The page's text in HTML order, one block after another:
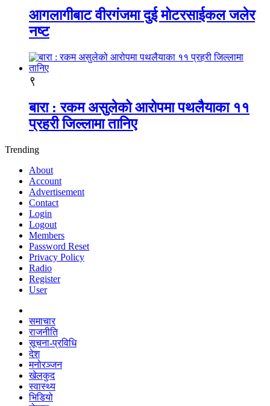
आगलागीबाट वीरगंजमा दुई मोटरसाईकल जलेर
नष्ट
९
बारा : रकम असुलेको आरोपमा पथलैयाका ११
प्रहरी जिल्लामा तानिए
Trending
About
Account
Advertisement
Contact
Login
Logout
Members
Password Reset
Privacy Policy
Radio
Register
User
समाचार
राजनीति
सूचना-प्रविधि
देश
मनोरञ्जन
खेलकुद
स्वास्थ्य
भिडियो